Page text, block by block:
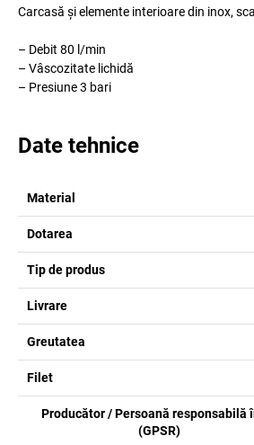
Carcasă și elemente interioare din inox,
– Debit 80 l/min
– Vâscozitate lichidă
– Presiune 3 bari
Date tehnice
Material
Dotarea
Tip de produs
Livrare
Greutatea
Filet
Producător / Persoană responsabilă
(GPSR)